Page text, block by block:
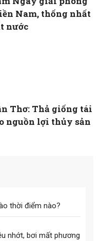
Nam, thống nhất
nước
Thơ: Thả giống tái
nguồn lợi thủy sản
thời điểm nào?
nhớt, bơi mất phương